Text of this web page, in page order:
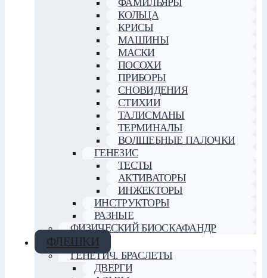
ФАМИЛЬЯРЫ
КОЛЬЦА
КРИСЫ
МАШИНЫ
МАСКИ
ПОСОХИ
ПРИБОРЫ
СНОВИДЕНИЯ
СТИХИИ
ТАЛИСМАНЫ
ТЕРМИНАЛЫ
ВОЛШЕБНЫЕ ПАЛОЧКИ
ГЕНЕЗИС
ТЕСТЫ
АКТИВАТОРЫ
ИНЖЕКТОРЫ
ИНСТРУКТОРЫ
РАЗНЫЕ
ФИЗИЧЕСКИЙ БИОСКАФАНДР
ФЛЕШКИ
ГЕНЕТИЧ. БРАСЛЕТЫ
ДВЕРГИ